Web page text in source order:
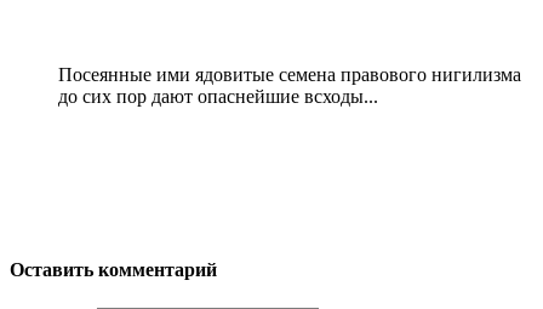
Посеянные ими ядовитые семена правового нигилизма
до сих пор дают опаснейшие всходы...
Оставить комментарий